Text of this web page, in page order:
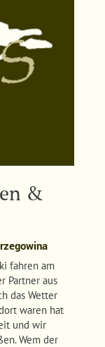
&
fahren am
Partner aus
das Wetter
waren hat
und wir
Wem der